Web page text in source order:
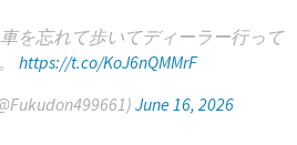
を忘れて歩いてディーラー行って
https://t.co/KoJ6nQMMrF
June 16, 2026